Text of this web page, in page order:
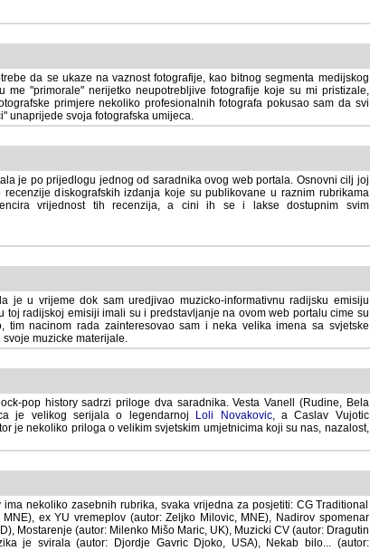
da se ukaze na vaznost fotografije, kao bitnog segmenta medijskog
me "primorale" nerijetko neupotrebljive fotografije koje su mi pristizale,
primjere nekoliko profesionalnih fotografa pokusao sam da svi
unaprijede svoja fotografska umijeca.
je po prijedlogu jednog od saradnika ovog web portala. Osnovni cilj joj
diskografskih izdanja koje su publikovane u raznim rubrikama
vrijednost tih recenzija, a cini ih se i lakse dostupnim svim
je u vrijeme dok sam uredjivao muzicko-informativnu radijsku emisiju
toj radijskoj emisiji imali su i predstavljanje na ovom web portalu cime su
tim nacinom rada zainteresovao sam i neka velika imena sa svjetske
muzicke materijale.
pop history sadrzi priloge dva saradnika. Vesta Vanell (Rudine, Bela
je velikog serijala o legendarnoj
Loli Novakovic, a Caslav Vujotic
je nekoliko priloga o velikim svjetskim umjetnicima koji su nas, nazalost,
ima nekoliko zasebnih rubrika, svaka vrijedna za posjetiti: CG Traditional
ex YU vremeplov (autor: Zeljko Milovic, MNE), Nadirov spomenar
Mostarenje (autor: Milenko Mišo Maric, UK), Muzicki CV (autor: Dragutin
je svirala (autor: Djordje Gavric Djoko, USA), Nekab bilo... (autor: